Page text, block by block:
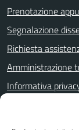
Prenotazione
Segnalazione
Richiesta
Amministrazione
Informativa